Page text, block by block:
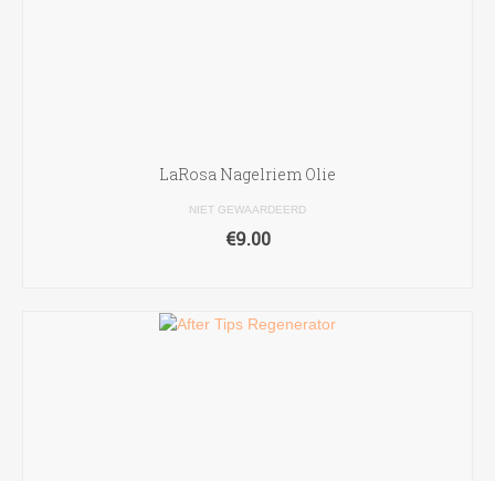
LaRosa Nagelriem Olie
NIET GEWAARDEERD
€9.00